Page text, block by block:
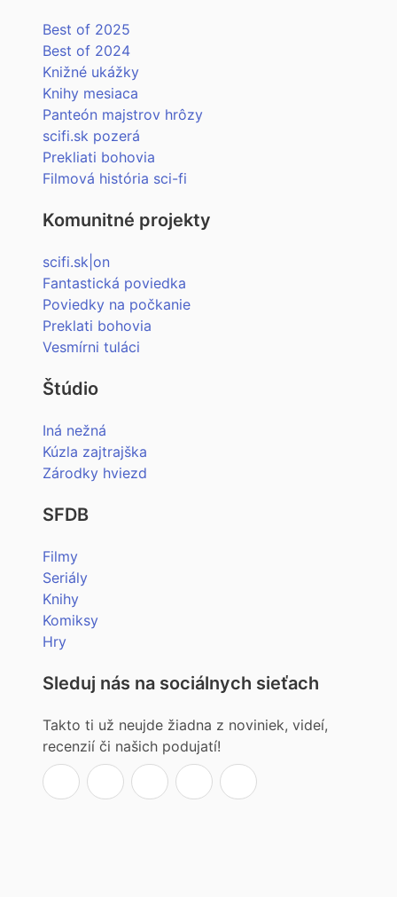
Best of 2025
Best of 2024
Knižné ukážky
Knihy mesiaca
Panteón majstrov hrôzy
scifi.sk pozerá
Prekliati bohovia
Filmová história sci-fi
Komunitné projekty
scifi.sk|on
Fantastická poviedka
Poviedky na počkanie
Preklati bohovia
Vesmírni tuláci
Štúdio
Iná nežná
Kúzla zajtrajška
Zárodky hviezd
SFDB
Filmy
Seriály
Knihy
Komiksy
Hry
Sleduj nás na sociálnych sieťach
Takto ti už neujde žiadna z noviniek, videí,
recenzií či našich podujatí!